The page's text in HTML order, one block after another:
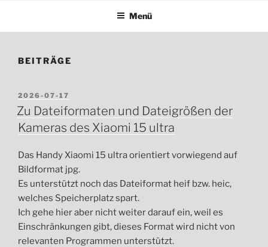
Menü
BEITRÄGE
VERÖFFENTLICHT
AM
2026-07-17
Zu Dateiformaten und Dateigrößen der
Kameras des Xiaomi 15 ultra
Das Handy Xiaomi 15 ultra orientiert vorwiegend auf
Bildformat jpg.
Es unterstützt noch das Dateiformat heif bzw. heic,
welches Speicherplatz spart.
Ich gehe hier aber nicht weiter darauf ein, weil es
Einschränkungen gibt, dieses Format wird nicht von
relevanten Programmen unterstützt.